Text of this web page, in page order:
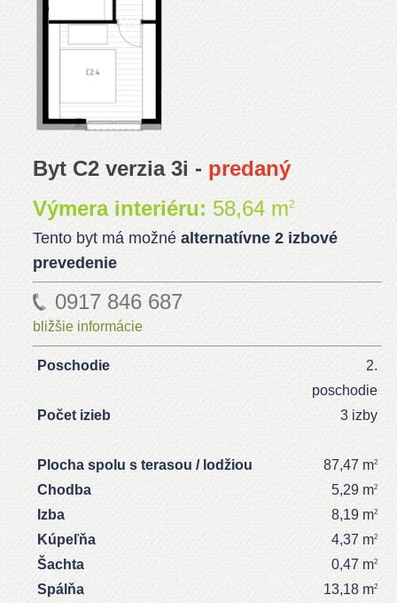
Byt C2 verzia 3i - predaný
Výmera interiéru: 58,64 m2
Tento byt má možné alternatívne 2 izbové
prevedenie
0917 846 687
bližšie informácie
Poschodie
2.
poschodie
Počet izieb
3 izby
Plocha spolu s terasou / lodžiou 87,47 m2
Chodba 5,29 m2
Izba 8,19 m2
Kúpeľňa 4,37 m2
Šachta 0,47 m2
Spálňa 13,18 m2